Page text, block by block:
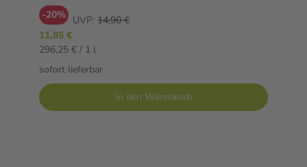
-20% UVP: 14,90 €
11,85 €
296,25 € / 1 l
sofort lieferbar
In den Warenkorb